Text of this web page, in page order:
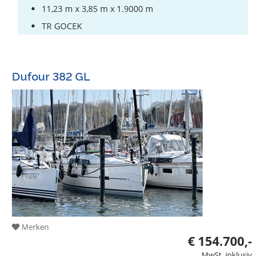
11,23 m x 3,85 m x 1.9000 m
TR GOCEK
Dufour 382 GL
Merken
€ 154.700,-